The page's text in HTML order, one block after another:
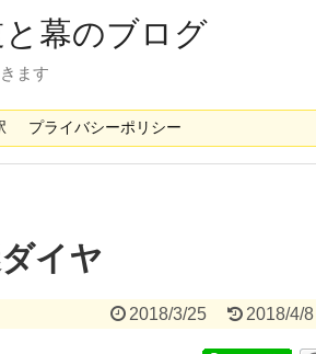
幕のブログ
ます
プライバシーポリシー
イヤ
2018/3/25 2018/4/8